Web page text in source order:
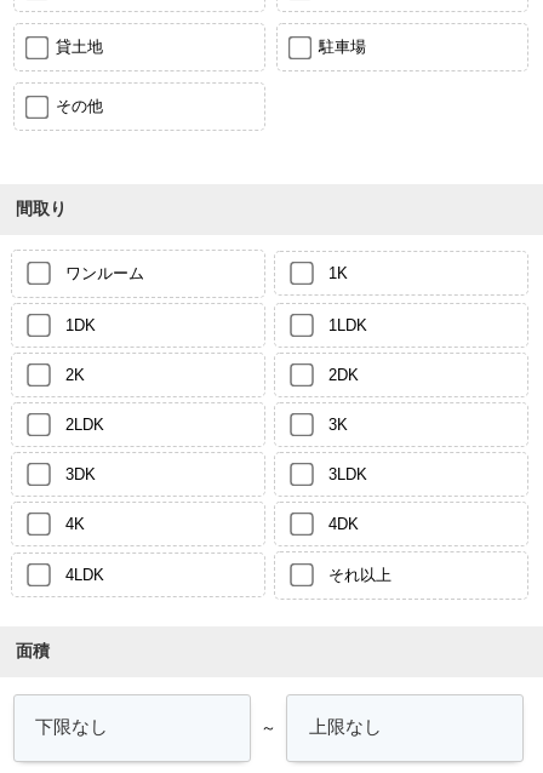
貸土地 駐車場
その他
間取り
ワンルーム 1K
1DK 1LDK
2K 2DK
2LDK 3K
3DK 3LDK
4K 4DK
4LDK それ以上
面積
～